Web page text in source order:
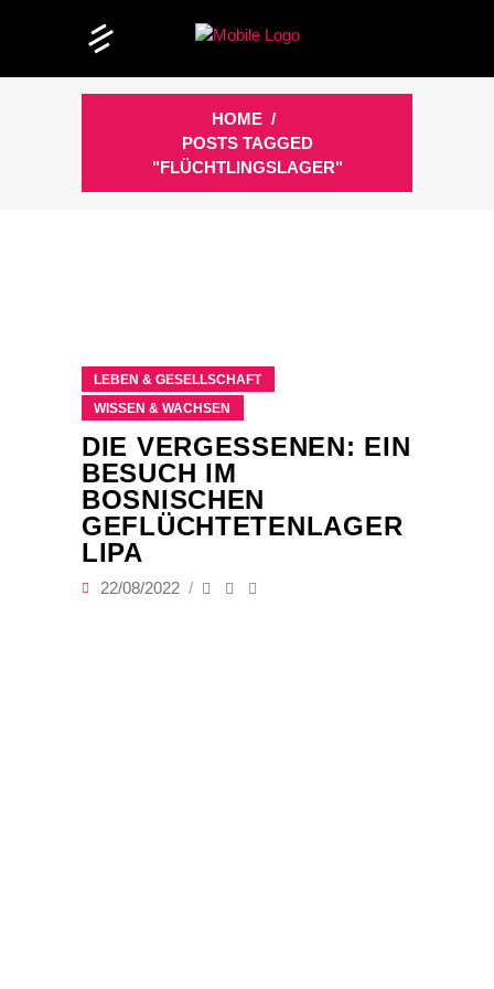
HOME /
POSTS TAGGED
"FLÜCHTLINGSLAGER"
LEBEN & GESELLSCHAFT
WISSEN & WACHSEN
DIE VERGESSENEN: EIN
BESUCH IM
BOSNISCHEN
GEFLÜCHTETENLAGER
LIPA
22/08/2022